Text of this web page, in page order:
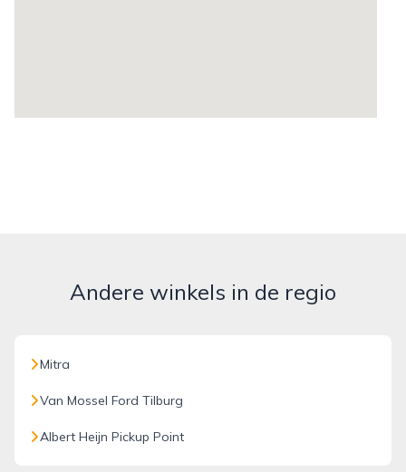
Andere winkels in de regio
Mitra
Van Mossel Ford Tilburg
Albert Heijn Pickup Point